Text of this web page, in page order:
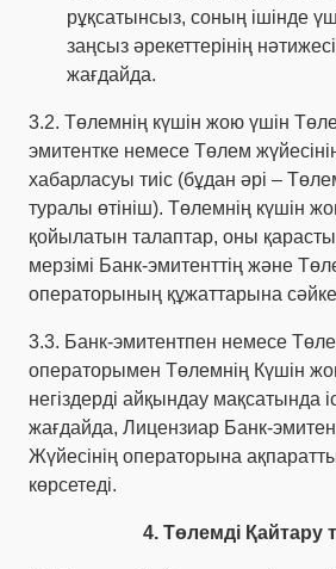
рұқсатынсыз, соның ішінде
заңсыз әрекеттерінің
жағдайда.
3.2. Төлемнің күшін жою үшін
эмитентке немесе Төлем
хабарласуы тиіс (бұдан әрі –
туралы өтініш). Төлемнің күшін
қойылатын талаптар, оны
мерзімі Банк-эмитенттің және
операторының құжаттарына
3.3. Банк-эмитентпен немесе
операторымен Төлемнің Күшін
негіздерді айқындау мақсатында
жағдайда, Лицензиар Банк-
Жүйесінің операторына
көрсетеді.
4. Төлемді Қайтару